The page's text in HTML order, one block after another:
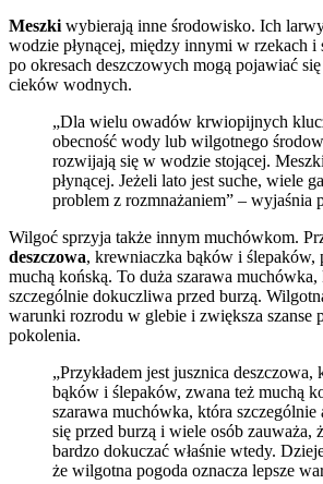
Meszki wybierają inne środowisko. Ich
wodzie płynącej, między innymi w rzekach i
po okresach deszczowych mogą pojawiać
cieków wodnych.
„Dla wielu owadów krwiopijnych
obecność wody lub wilgotnego
rozwijają się w wodzie stojącej.
płynącej. Jeżeli lato jest suche, wiele
problem z rozmnażaniem” – wyjaśnia
Wilgoć sprzyja także innym muchówkom.
deszczowa, krewniaczka bąków i ślepaków,
muchą końską. To duża szarawa muchówka,
szczególnie dokuczliwa przed burzą.
warunki rozrodu w glebie i zwiększa szanse
pokolenia.
„Przykładem jest jusznica deszczowa,
bąków i ślepaków, zwana też muchą
szarawa muchówka, która szczególnie
się przed burzą i wiele osób zauważa,
bardzo dokuczać właśnie wtedy.
że wilgotna pogoda oznacza lepsze